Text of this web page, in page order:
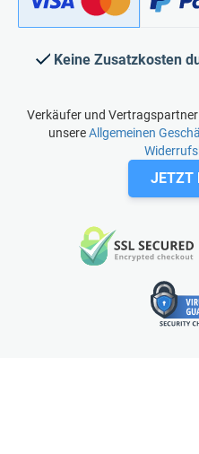
Keine Zusatzkosten
Verkäufer und
unsereAllgemeinen
JETZT